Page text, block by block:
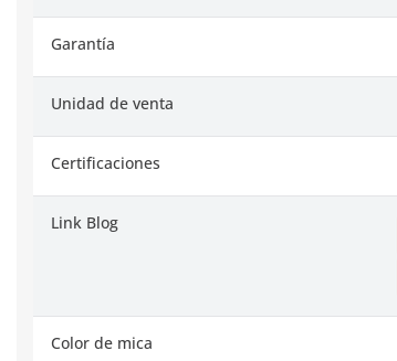
Garantía
Unidad de venta
Certificaciones
Link Blog
Color de mica